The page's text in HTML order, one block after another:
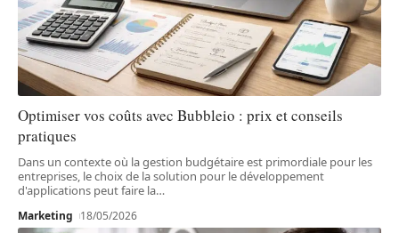
Optimiser vos coûts avec Bubbleio : prix et conseils
pratiques
Dans un contexte où la gestion budgétaire est primordiale pour les
entreprises, le choix de la solution pour le développement
d'applications peut faire la…
Marketing 18/05/2026